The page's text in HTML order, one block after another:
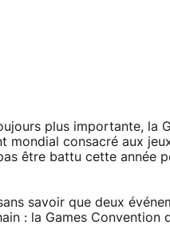
plus importante, la
mondial consacré aux
être battu cette année
savoir que deux
: la Games Convention